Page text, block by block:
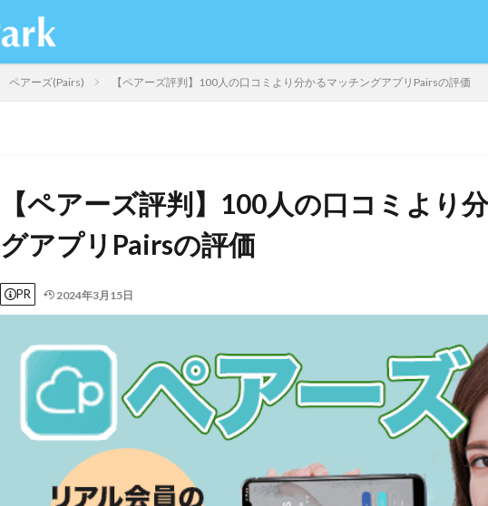
ペアーズ(Pairs) 【ペアーズ評判】100人の口コミより分かるマッチングアプリPairsの評価
【ペアーズ評判】100人の口コミより
グアプリPairsの評価
PR 2024年3月15日